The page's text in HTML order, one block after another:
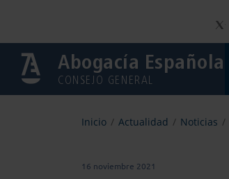
Abogacía Española
CONSEJO GENERAL
Inicio Actualidad Noticias
16 noviembre 2021